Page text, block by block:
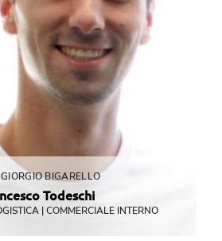
BIGARELLO
Todeschi
| COMMERCIALE INTERNO